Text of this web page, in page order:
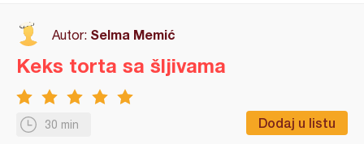
Autor: Selma Memić
30 min Dodaj u listu
Keks torta sa šljivama